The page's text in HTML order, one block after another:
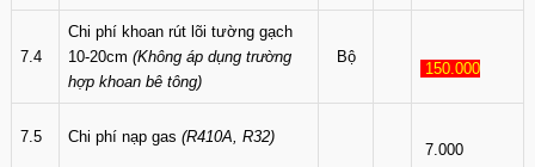
7.4
Chi phí khoan rút lõi tường gạch
10-20cm (Không áp dụng trường
hợp khoan bê tông)
Bộ
150.000
7.5 Chi phí nạp gas (R410A, R32)
7.000